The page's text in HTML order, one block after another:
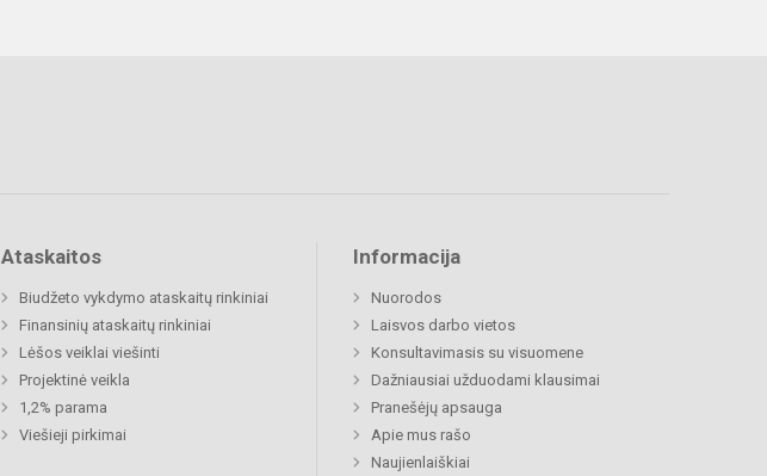
Ataskaitos
Biudžeto vykdymo ataskaitų rinkiniai
Finansinių ataskaitų rinkiniai
Lėšos veiklai viešinti
Projektinė veikla
1,2% parama
Viešieji pirkimai
Informacija
Nuorodos
Laisvos darbo vietos
Konsultavimasis su visuomene
Dažniausiai užduodami klausimai
Pranešėjų apsauga
Apie mus rašo
Naujienlaiškiai